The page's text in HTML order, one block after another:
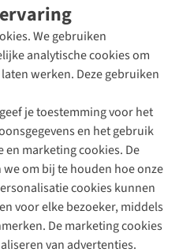
We gebruiken
analytische cookies om
werken. Deze gebruiken
je toestemming voor het
en het gebruik
marketing cookies. De
om bij te houden hoe onze
cookies kunnen
voor elke bezoeker, middels
De marketing cookies
van advertenties.